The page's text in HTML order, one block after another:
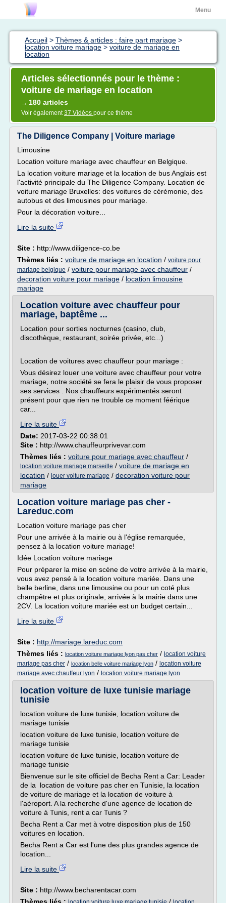
Menu
Accueil > Thèmes & articles : faire part mariage >
location voiture mariage > voiture de mariage en
location
Articles sélectionnés pour le thème :
voiture de mariage en location
→ 180 articles
Voir également37 Vidéos pour ce thème
The Diligence Company | Voiture mariage
Limousine
Location voiture mariage avec chauffeur en Belgique.
La location voiture mariage et la location de bus Anglais est
l'activité principale du The Diligence Company. Location de
voiture mariage Bruxelles: des voitures de cérémonie, des
autobus et des limousines pour mariage.
Pour la décoration voiture...
Lire la suite
Site : http://www.diligence-co.be
Thèmes liés : voiture de mariage en location / voiture pour
mariage belgique / voiture pour mariage avec chauffeur /
decoration voiture pour mariage / location limousine
mariage
Location voiture avec chauffeur pour
mariage, baptême ...
Location pour sorties nocturnes (casino, club,
discothèque, restaurant, soirée privée, etc...)
Location de voitures avec chauffeur pour mariage :
Vous désirez louer une voiture avec chauffeur pour votre
mariage, notre société se fera le plaisir de vous proposer
ses services . Nos chauffeurs expérimentés seront
présent pour que rien ne trouble ce moment féérique
car...
Lire la suite
Date: 2017-03-22 00:38:01
Site : http://www.chauffeurprivevar.com
Thèmes liés : voiture pour mariage avec chauffeur /
location voiture mariage marseille / voiture de mariage en
location / louer voiture mariage / decoration voiture pour
mariage
Location voiture mariage pas cher -
Lareduc.com
Location voiture mariage pas cher
Pour une arrivée à la mairie ou à l'église remarquée,
pensez à la location voiture mariage!
Idée Location voiture mariage
Pour préparer la mise en scène de votre arrivée à la mairie,
vous avez pensé à la location voiture mariée. Dans une
belle berline, dans une limousine ou pour un coté plus
champêtre et plus originale, arrivée à la mairie dans une
2CV. La location voiture mariée est un budget certain...
Lire la suite
Site : http://mariage.lareduc.com
Thèmes liés : location voiture mariage lyon pas cher / location voiture
mariage pas cher / location belle voiture mariage lyon / location voiture
mariage avec chauffeur lyon / location voiture mariage lyon
location voiture de luxe tunisie mariage
tunisie
location voiture de luxe tunisie, location voiture de
mariage tunisie
location voiture de luxe tunisie, location voiture de
mariage tunisie
location voiture de luxe tunisie, location voiture de
mariage tunisie
Bienvenue sur le site officiel de Becha Rent a Car: Leader
de la location de voiture pas cher en Tunisie, la location
de voiture de mariage et la location de voiture à
l'aéroport. A la recherche d'une agence de location de
voiture à Tunis, rent a car Tunis ?
Becha Rent a Car met à votre disposition plus de 150
voitures en location.
Becha Rent a Car est l'une des plus grandes agence de
location...
Lire la suite
Site : http://www.becharentacar.com